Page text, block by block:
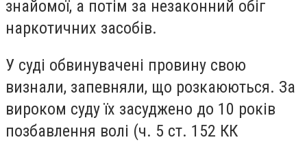
знайомої, а потім за незаконний обіг
наркотичних засобів.
У суді обвинувачені провину свою
визнали, запевняли, що розкаюються. За
вироком суду їх засуджено до 10 років
позбавлення волі (ч. 5 ст. 152 КК